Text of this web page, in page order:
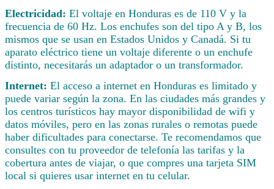
Electricidad: El voltaje en Honduras es de 110 V y la
frecuencia de 60 Hz. Los enchufes son del tipo A y B, los
mismos que se usan en Estados Unidos y Canadá. Si tu
aparato eléctrico tiene un voltaje diferente o un enchufe
distinto, necesitarás un adaptador o un transformador.
Internet: El acceso a internet en Honduras es limitado y
puede variar según la zona. En las ciudades más grandes y
los centros turísticos hay mayor disponibilidad de wifi y
datos móviles, pero en las zonas rurales o remotas puede
haber dificultades para conectarse. Te recomendamos que
consultes con tu proveedor de telefonía las tarifas y la
cobertura antes de viajar, o que compres una tarjeta SIM
local si quieres usar internet en tu celular.